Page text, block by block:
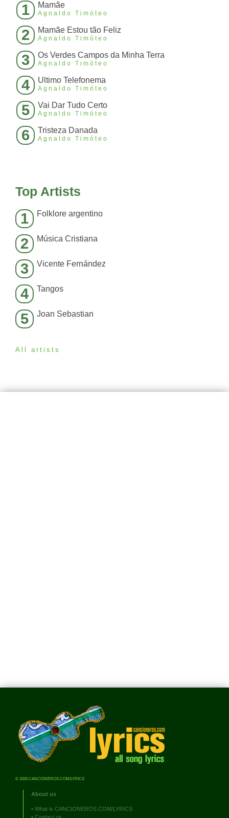
1 Mamãe
Agnaldo Timóteo
2 Mamãe Estou tão Feliz
Agnaldo Timóteo
3 Os Verdes Campos da Minha Terra
Agnaldo Timóteo
4 Ultimo Telefonema
Agnaldo Timóteo
5 Vai Dar Tudo Certo
Agnaldo Timóteo
6 Tristeza Danada
Agnaldo Timóteo
Top Artists
1 Folklore argentino
2 Música Cristiana
3 Vicente Fernández
4 Tangos
5 Joan Sebastian
All artists
© 2026 CANCIONEROS.COM/LYRICS
About us
• What is CANCIONEROS.COM/LYRICS